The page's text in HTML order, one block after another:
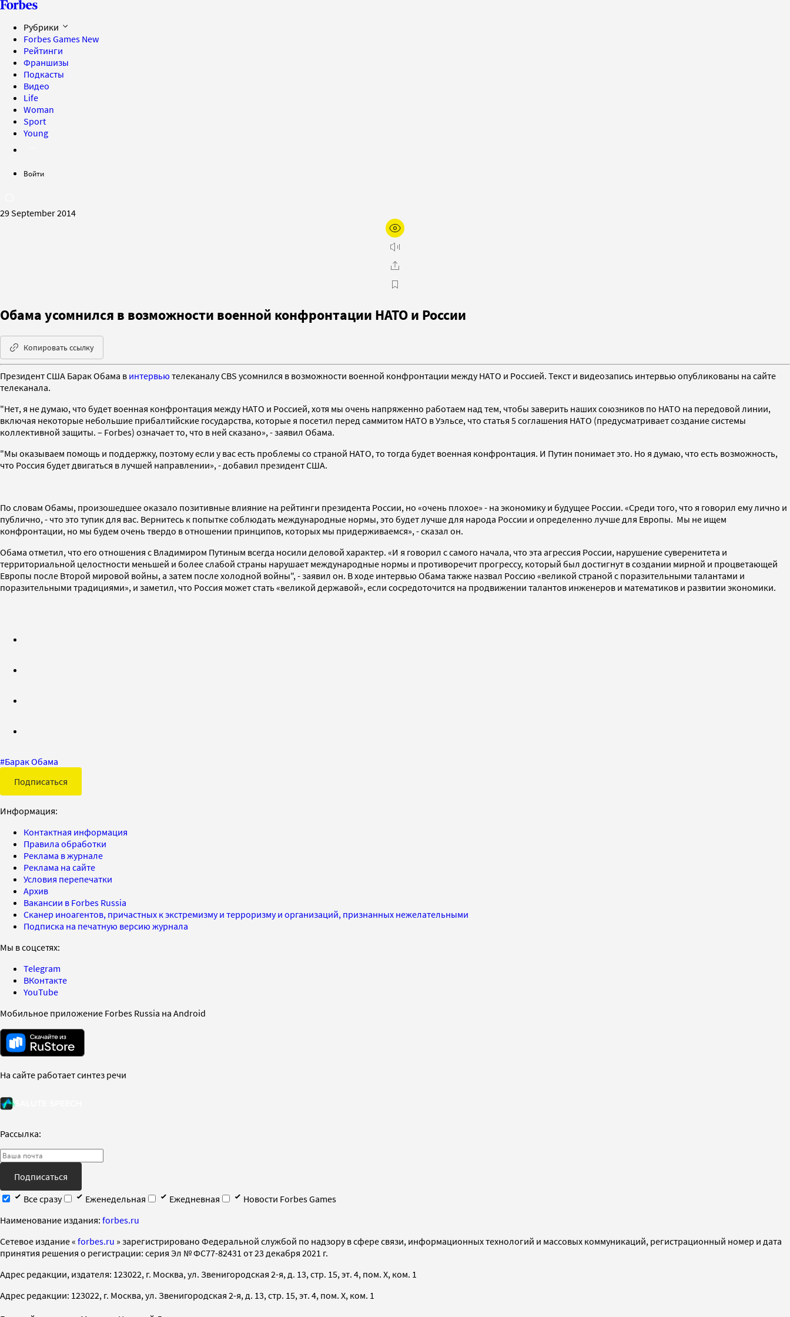
Рубрики
Forbes Games New
Рейтинги
Франшизы
Подкасты
Видео
Life
Woman
Sport
Young
Войти
29 September 2014
Обама усомнился в возможности военной конфронтации НАТО и России
Копировать ссылку
Президент США Барак Обама в интервью телеканалу CBS усомнился в возможности военной конфронтации между НАТО и Россией. Текст и видеозапись интервью опубликованы на сайте
телеканала.
"Нет, я не думаю, что будет военная конфронтация между НАТО и Россией, хотя мы очень напряженно работаем над тем, чтобы заверить наших союзников по НАТО на передовой линии,
включая некоторые небольшие прибалтийские государства, которые я посетил перед саммитом НАТО в Уэльсе, что статья 5 соглашения НАТО (предусматривает создание системы
коллективной защиты. – Forbes) означает то, что в ней сказано», - заявил Обама.
"Мы оказываем помощь и поддержку, поэтому если у вас есть проблемы со страной НАТО, то тогда будет военная конфронтация. И Путин понимает это. Но я думаю, что есть возможность,
что Россия будет двигаться в лучшей направлении», - добавил президент США.
По словам Обамы, произошедшее оказало позитивные влияние на рейтинги президента России, но «очень плохое» - на экономику и будущее России. «Среди того, что я говорил ему лично и
публично, - что это тупик для вас. Вернитесь к попытке соблюдать международные нормы, это будет лучше для народа России и определенно лучше для Европы. Мы не ищем
конфронтации, но мы будем очень твердо в отношении принципов, которых мы придерживаемся», - сказал он.
Обама отметил, что его отношения с Владимиром Путиным всегда носили деловой характер. «И я говорил с самого начала, что эта агрессия России, нарушение суверенитета и
территориальной целостности меньшей и более слабой страны нарушает международные нормы и противоречит прогрессу, который был достигнут в создании мирной и процветающей
Европы после Второй мировой войны, а затем после холодной войны", - заявил он. В ходе интервью Обама также назвал Россию «великой страной с поразительными талантами и
поразительными традициями», и заметил, что Россия может стать «великой державой», если сосредоточится на продвижении талантов инженеров и математиков и развитии экономики.
#Барак Обама
Подписаться
Информация:
Контактная информация
Правила обработки
Реклама в журнале
Реклама на сайте
Условия перепечатки
Архив
Вакансии в Forbes Russia
Сканер иноагентов, причастных к экстремизму и терроризму и организаций, признанных нежелательными
Подписка на печатную версию журнала
Мы в соцсетях:
Telegram
ВКонтакте
YouTube
Мобильное приложение Forbes Russia на Android
На сайте работает синтез речи
Рассылка:
Подписаться
Все сразу
Еженедельная Ежедневная
Новости Forbes Games
Наименование издания: forbes.ru
Cетевое издание « forbes.ru » зарегистрировано Федеральной службой по надзору в сфере связи, информационных технологий и массовых коммуникаций, регистрационный номер и дата
принятия решения о регистрации: серия Эл № ФС77-82431 от 23 декабря 2021 г.
Адрес редакции, издателя: 123022, г. Москва, ул. Звенигородская 2-я, д. 13, стр. 15, эт. 4, пом. X, ком. 1
Адрес редакции: 123022, г. Москва, ул. Звенигородская 2-я, д. 13, стр. 15, эт. 4, пом. X, ком. 1